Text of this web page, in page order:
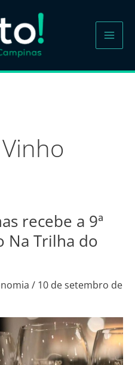
recebe a 9ª
Na Trilha do
/ 10 de setembro de